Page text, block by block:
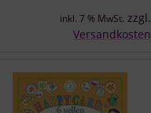
inkl. 7 % MwSt. zzgl.
Versandkosten